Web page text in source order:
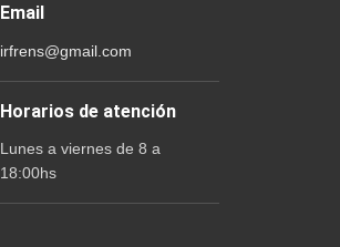
Email
irfrens@gmail.com
Horarios de atención
Lunes a viernes de 8 a
18:00hs